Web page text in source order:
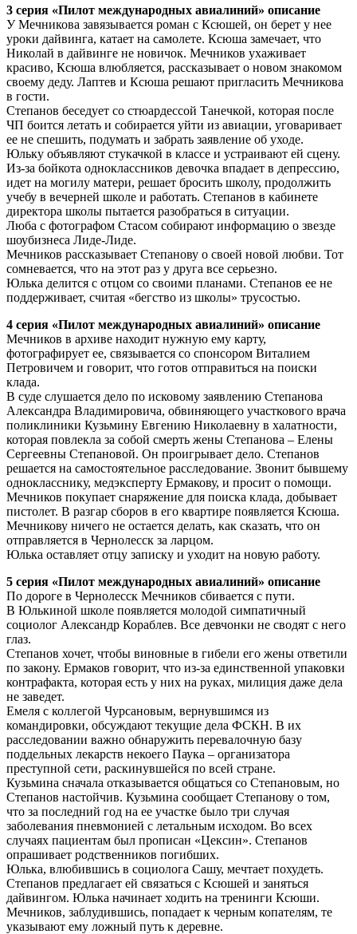
3 серия «Пилот международных авиалиний» описание
У Мечникова завязывается роман с Ксюшей, он берет у нее
уроки дайвинга, катает на самолете. Ксюша замечает, что
Николай в дайвинге не новичок. Мечников ухаживает
красиво, Ксюша влюбляется, рассказывает о новом знакомом
своему деду. Лаптев и Ксюша решают пригласить Мечникова
в гости.
Степанов беседует со стюардессой Танечкой, которая после
ЧП боится летать и собирается уйти из авиации, уговаривает
ее не спешить, подумать и забрать заявление об уходе.
Юльку объявляют стукачкой в классе и устраивают ей сцену.
Из-за бойкота одноклассников девочка впадает в депрессию,
идет на могилу матери, решает бросить школу, продолжить
учебу в вечерней школе и работать. Степанов в кабинете
директора школы пытается разобраться в ситуации.
Люба с фотографом Стасом собирают информацию о звезде
шоубизнеса Лиде-Лиде.
Мечников рассказывает Степанову о своей новой любви. Тот
сомневается, что на этот раз у друга все серьезно.
Юлька делится с отцом со своими планами. Степанов ее не
поддерживает, считая «бегство из школы» трусостью.
4 серия «Пилот международных авиалиний» описание
Мечников в архиве находит нужную ему карту,
фотографирует ее, связывается со спонсором Виталием
Петровичем и говорит, что готов отправиться на поиски
клада.
В суде слушается дело по исковому заявлению Степанова
Александра Владимировича, обвиняющего участкового врача
поликлиники Кузьмину Евгению Николаевну в халатности,
которая повлекла за собой смерть жены Степанова – Елены
Сергеевны Степановой. Он проигрывает дело. Степанов
решается на самостоятельное расследование. Звонит бывшему
однокласснику, медэксперту Ермакову, и просит о помощи.
Мечников покупает снаряжение для поиска клада, добывает
пистолет. В разгар сборов в его квартире появляется Ксюша.
Мечникову ничего не остается делать, как сказать, что он
отправляется в Чернолесск за ларцом.
Юлька оставляет отцу записку и уходит на новую работу.
5 серия «Пилот международных авиалиний» описание
По дороге в Чернолесск Мечников сбивается с пути.
В Юлькиной школе появляется молодой симпатичный
социолог Александр Кораблев. Все девчонки не сводят с него
глаз.
Степанов хочет, чтобы виновные в гибели его жены ответили
по закону. Ермаков говорит, что из-за единственной упаковки
контрафакта, которая есть у них на руках, милиция даже дела
не заведет.
Емеля с коллегой Чурсановым, вернувшимся из
командировки, обсуждают текущие дела ФСКН. В их
расследовании важно обнаружить перевалочную базу
поддельных лекарств некоего Паука – организатора
преступной сети, раскинувшейся по всей стране.
Кузьмина сначала отказывается общаться со Степановым, но
Степанов настойчив. Кузьмина сообщает Степанову о том,
что за последний год на ее участке было три случая
заболевания пневмонией с летальным исходом. Во всех
случаях пациентам был прописан «Цексин». Степанов
опрашивает родственников погибших.
Юлька, влюбившись в социолога Сашу, мечтает похудеть.
Степанов предлагает ей связаться с Ксюшей и заняться
дайвингом. Юлька начинает ходить на тренинги Ксюши.
Мечников, заблудившись, попадает к черным копателям, те
указывают ему ложный путь к деревне.